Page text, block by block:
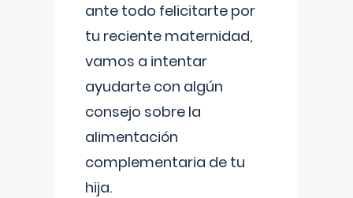
ante todo felicitarte por
tu reciente maternidad,
vamos a intentar
ayudarte con algún
consejo sobre la
alimentación
complementaria de tu
hija.